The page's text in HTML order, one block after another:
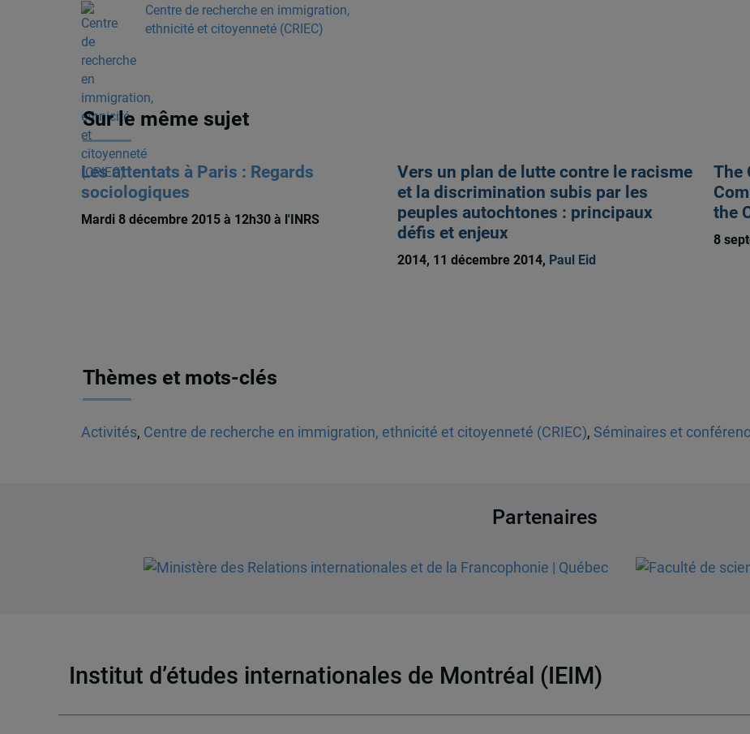
Centre de recherche en immigration,
ethnicité et citoyenneté (CRIEC)
Sur le même sujet
Les attentats à Paris : Regards
sociologiques
Mardi 8 décembre 2015 à 12h30 à l'INRS
Vers un plan de lutte contre le racisme
et la discrimination subis par les
peuples autochtones : principaux
défis et enjeux
2014, 11 décembre 2014, Paul Eid
The
the
8
Thèmes et mots-clés
Activités, Centre de recherche en immigration, ethnicité et citoyenneté (CRIEC), Séminaires et
Partenaires
Institut d’études internationales de Montréal (IEIM)